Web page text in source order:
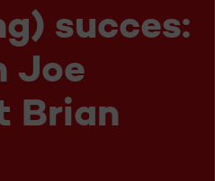
succes:
Joe
Brian